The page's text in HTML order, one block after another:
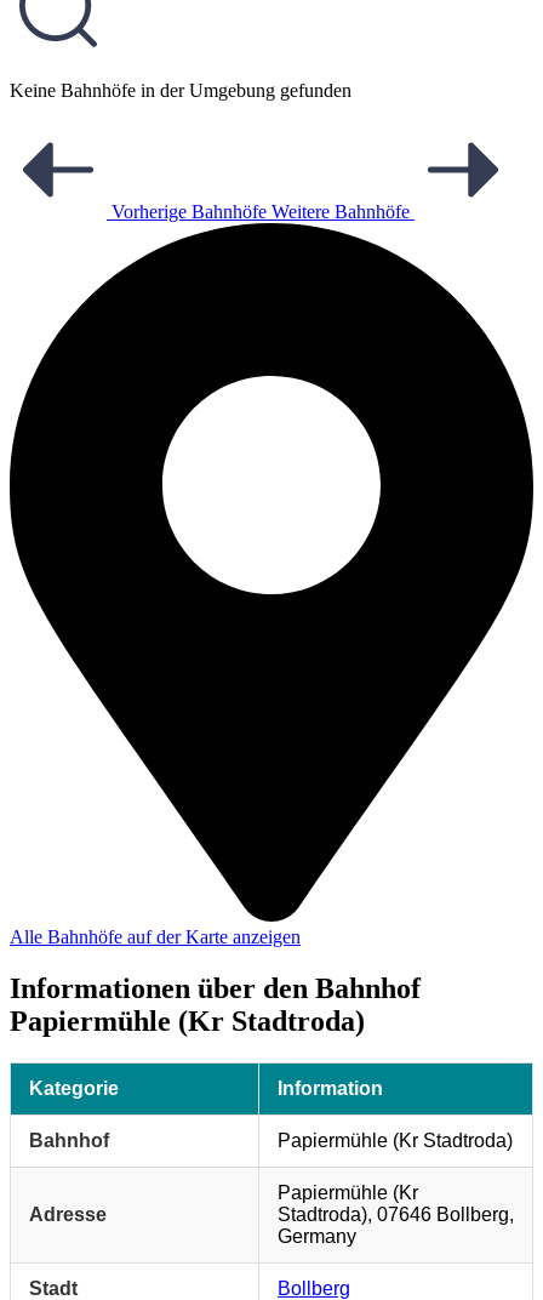
Keine Bahnhöfe in der Umgebung gefunden
Vorherige Bahnhöfe Weitere Bahnhöfe
Alle Bahnhöfe auf der Karte anzeigen
Informationen über den Bahnhof
Papiermühle (Kr Stadtroda)
Kategorie Information
Bahnhof Papiermühle (Kr Stadtroda)
Adresse
Papiermühle (Kr
Stadtroda), 07646 Bollberg,
Germany
Stadt Bollberg